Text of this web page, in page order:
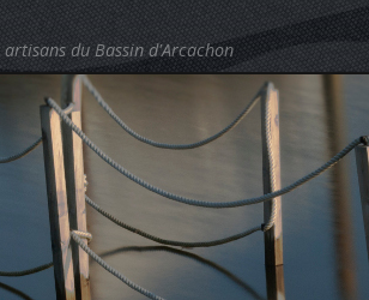
du Bassin d'Arcachon